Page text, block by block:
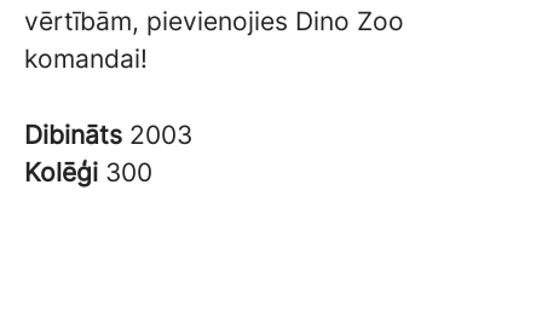
vērtībām, pievienojies Dino Zoo
komandai!
Dibināts 2003
Kolēģi 300